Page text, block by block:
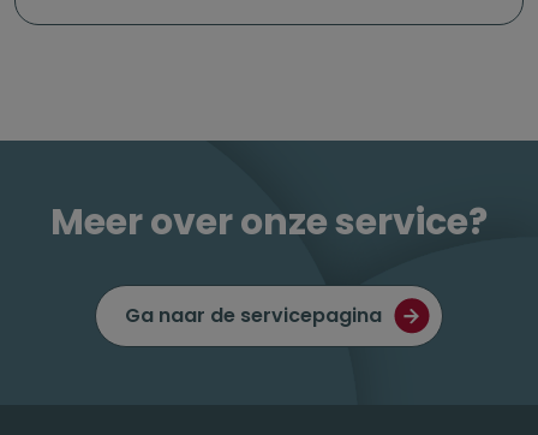
Meer over onze service?
Ga naar de servicepagina